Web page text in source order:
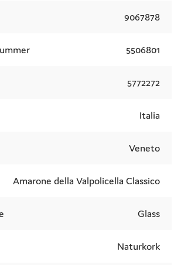
9067878
5506801
5772272
Italia
Veneto
Amarone della Valpolicella Classico
Glass
Naturkork